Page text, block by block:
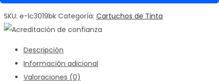
SKU: e-lc3019bk Categoría: Cartuchos de Tinta
Descripción
Información adicional
Valoraciones (0)